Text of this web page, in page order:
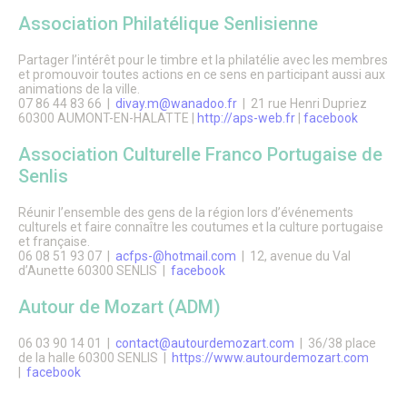
Cérémonies commémoratives
Senlis, ville en projets
Les Maisons de Quartier
Pôle d’Échange Multimodal (PEM)
Restauration du Château Royal de Senlis
Voyage au temps des premiers Rois de France
Nouveau conservatoire
Le site d’Ordener
Action Cœur de Ville
L’ÉcoQuartier de la Gare – le chantier
L’ÉcoQuartier de la Gare – genèse du projet
Ville amie des enfants
Passeport du civisme
La Maison de la Petite Enfance
Citoyenneté – État Civil
État Civil
Demandes d’actes
Élections
Association Philatélique Senlisienne
Partager l’intérêt pour le timbre et la philatélie avec les membres
et promouvoir toutes actions en ce sens en participant aussi aux
animations de la ville.
07 86 44 83 66 | divay.m@wanadoo.fr | 21 rue Henri Dupriez
60300 AUMONT-EN-HALATTE |
http://aps-web.fr facebook
Association Culturelle Franco Portugaise de
Senlis
Réunir l’ensemble des gens de la région lors d’événements
culturels et faire connaître les coutumes et la culture portugaise
et française.
06 08 51 93 07 | acfps-@hotmail.com | 12, avenue du Val
d’Aunette 60300 SENLIS | facebook
Autour de Mozart (ADM)
06 03 90 14 01 | contact@autourdemozart.com | 36/38 place
de la halle 60300 SENLIS |
https://www.autourdemozart.com
facebook